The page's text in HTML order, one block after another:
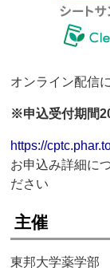
オンライン配信
※申込受付期間
https://
お申込み詳細に
ださい
主催
東邦大学薬学部